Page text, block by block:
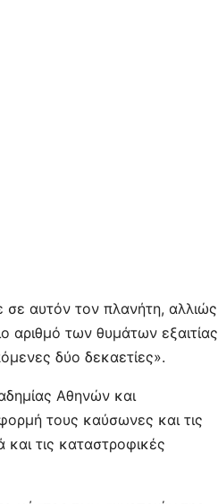
αυτόν τον πλανήτη, αλλιώς
αριθμό των θυμάτων εξαιτίας
δύο δεκαετίες».
Αθηνών και
τους καύσωνες και τις
τις καταστροφικές